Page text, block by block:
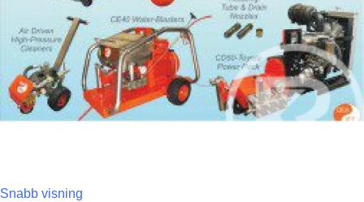
Snabb visning